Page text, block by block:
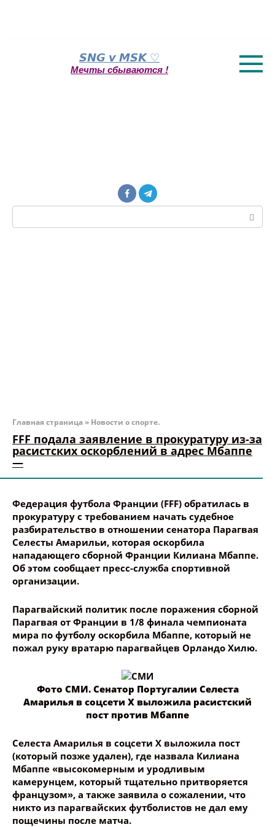
𝙎𝙉𝙂 𝙫 𝙈𝙎𝙆 ♡
Мечты сбываются !
Поиск:
Главная страница » Новости о спорте.
FFF подала заявление в прокуратуру из-за
расистских оскорблений в адрес Мбаппе
—
Федерация футбола Франции (FFF) обратилась в
прокуратуру с требованием начать судебное
разбирательство в отношении сенатора Парагвая
Селесты Амарильи, которая оскорбила
нападающего сборной Франции Килиана Мбаппе.
Об этом сообщает пресс-служба спортивной
организации.
Парагвайский политик после поражения сборной
Парагвая от Франции в 1/8 финала чемпионата
мира по футболу оскорбила Мбаппе, который не
пожал руку вратарю парагвайцев Орландо Хилю.
Фото СМИ. Сенатор Португалии Селеста
Амарилья в соцсети Х выложила расистский
пост против Мбаппе
Селеста Амарилья в соцсети Х выложила пост
(который позже удален), где назвала Килиана
Мбаппе «высокомерным и уродливым
камерунцем, который тщательно притворяется
французом», а также заявила о сожалении, что
никто из парагвайских футболистов не дал ему
пощечины после матча.